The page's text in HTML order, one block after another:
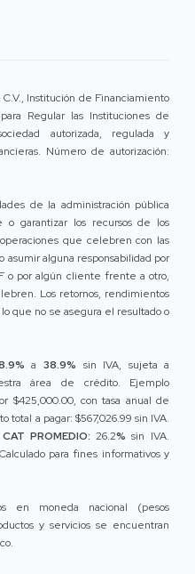
Institución de Financiamiento
Regular las Instituciones de
autorizada, regulada y
Número de autorización:
de la administración pública
o garantizar los recursos de los
que celebren con las
asumir alguna responsabilidad por
o por algún cliente frente a otro,
Los retornos, rendimientos
que no se asegura el resultado o
a 38.9% sin IVA, sujeta a
área de crédito. Ejemplo
$425,000.00, con tasa anual de
total a pagar: $567,026.99 sin IVA.
CAT PROMEDIO: 26.2% sin IVA.
para fines informativos y
en moneda nacional (pesos
y servicios se encuentran